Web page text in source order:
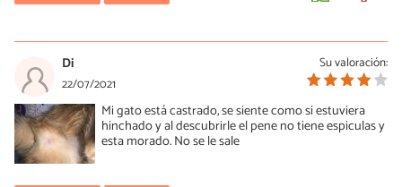
Hola, no se ha cargado la foto. En cualquier caso, a veces al
sondar puede haber una rotura, es uno de los riesgos de la
técnica, no necesariamente indica un error veterinario. Entiendo
que sigue sondado si se sospecha de rotura uretral. Un saludo y
mucha suerte.
Su valoración:
Di
22/07/2021
Mi gato está castrado, se siente como si estuviera
hinchado y al descubrirle el pene no tiene espiculas y
esta morado. No se le sale